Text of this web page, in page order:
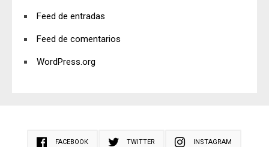
Feed de entradas
Feed de comentarios
WordPress.org
FACEBOOK TWITTER INSTAGRAM